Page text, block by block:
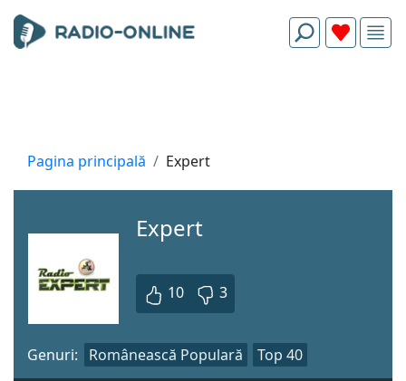
Pagina principală Expert
Expert
10 3
Genuri: Românească Populară Top 40